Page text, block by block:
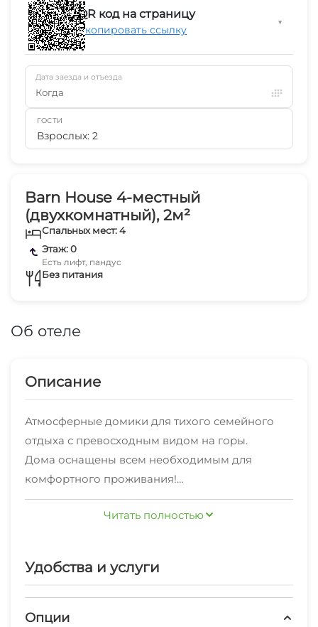
Barn House 4-местный
(двухкомнатный), 2м²
Спальных мест: 4
Этаж: 0
Есть лифт, пандус
Без питания
Об отеле
Описание
Атмосферные домики для тихого семейного
отдыха с превосходным видом на горы.
Дома оснащены всем необходимым для
комфортного проживания!
Здесь вы сможете отвлечься от городской
суеты и по-настоящему насладиться природой.
видом на горы и реку.
Читать полностью
Удобства и услуги
Опции
QR код на страницу
Скопировать ссылку
▼
Дата заезда и отъезда
Когда
ГОСТИ
Взрослых: 2